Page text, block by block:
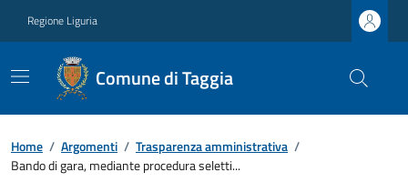
Regione Liguria
Comune di Taggia
Home / Argomenti / Trasparenza amministrativa /
Bando di gara, mediante procedura seletti...